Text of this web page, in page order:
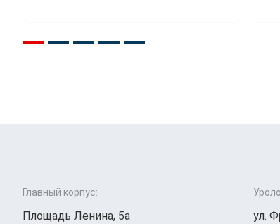
Главный корпус:
Площадь Ленина, 5а ул.